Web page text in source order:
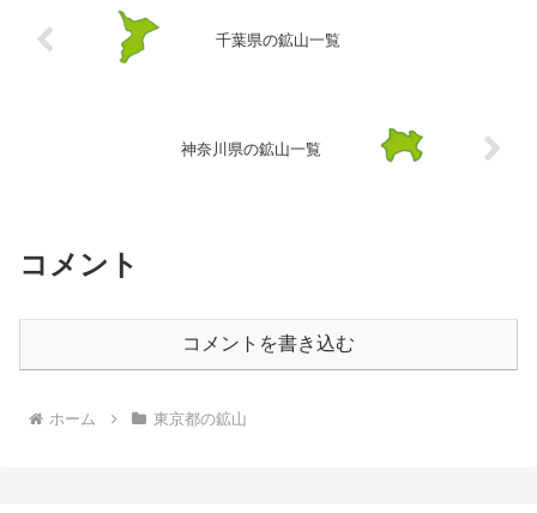
千葉県の鉱山一覧
神奈川県の鉱山一覧
コメント
コメントを書き込む
ホーム 東京都の鉱山